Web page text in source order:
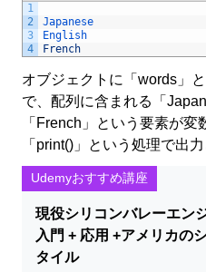
1
2
3
4
Japanese
English
French
オブジェクトに「words」
で、配列に含まれる「
「French」という要素が変
「print()」という処理で出力
Udemyおすすめ講座
現役シリコンバレーエン
入門 + 応用 +アメリカの
タイル